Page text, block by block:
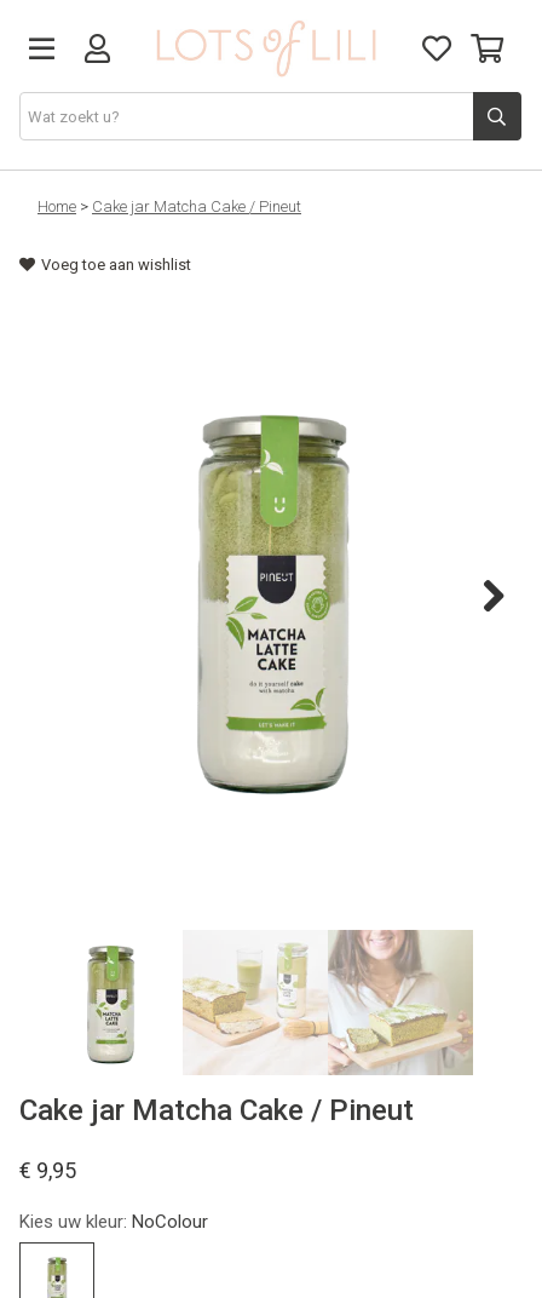
VADERDAG
SOLDEN
CADEAUBON
Home > Cake jar Matcha Cake / Pineut
Voeg toe aan wishlist
Cake jar Matcha Cake / Pineut
€ 9,95
Kies uw kleur: NoColour